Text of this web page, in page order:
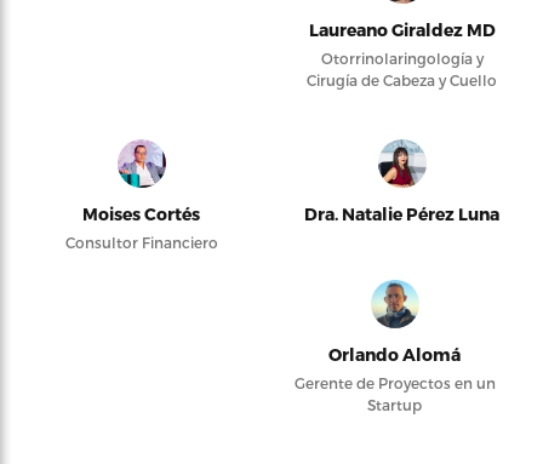
Laureano Giraldez MD
Otorrinolaringología y
Cirugía de Cabeza y Cuello
Moises Cortés
Consultor Financiero
Dra. Natalie Pérez Luna
Orlando Alomá
Gerente de Proyectos en un
Startup